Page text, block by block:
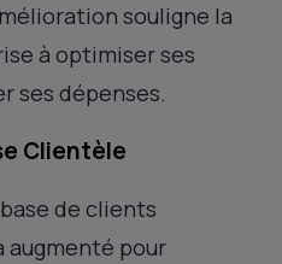
souligne la
à optimiser ses
ses dépenses.
Clientèle
de clients
augmenté pour